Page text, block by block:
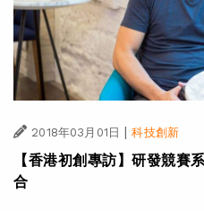
2018年03月01日 科技創新
【香港初創專訪】研發競賽
合